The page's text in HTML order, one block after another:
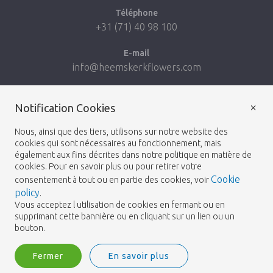
Téléphone
+31 (71) 40 98 100
E-mail
info@heemskerkflowers.com
Heemskerk Flowers
Laan van Verhof 65
Postbus 203
2230 AE Rijnsburg
Netherlands
Suivez-nous:
Notification Cookies
Nous, ainsi que des tiers, utilisons sur notre website des
cookies qui sont nécessaires au fonctionnement, mais
également aux fins décrites dans notre politique en matière de
cookies. Pour en savoir plus ou pour retirer votre
consentement à tout ou en partie des cookies, voirCookie
policy.
Vous acceptez l utilisation de cookies en fermant ou en
supprimant cette bannière ou en cliquant sur un lien ou un
bouton.
Fermer En savoir plus
×